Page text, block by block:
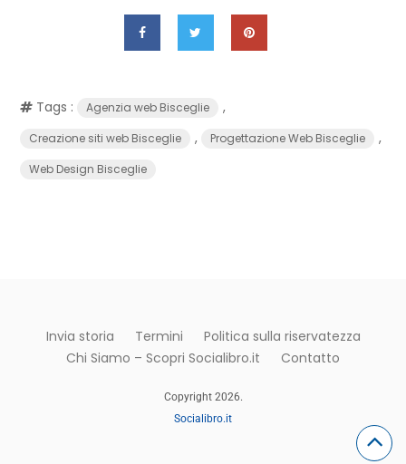
Tags : Agenzia web Bisceglie ,
Creazione siti web Bisceglie , Progettazione Web Bisceglie ,
Web Design Bisceglie
Invia storia Termini
Politica sulla riservatezza
Chi Siamo – Scopri Socialibro.it
Contatto
Copyright 2026.
Socialibro.it